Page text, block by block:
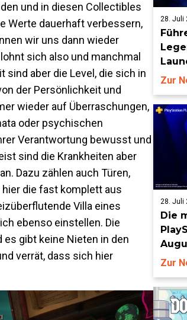
und in diesen Collectibles
Werte dauerhaft verbessern,
wir uns dann wieder
sich also und manchmal
aber die Level, die sich in
der Persönlichkeit und
wieder auf Überraschungen,
oder psychischen
Verantwortung bewusst und
sind die Krankheiten aber
Dazu zählen auch Türen,
die fast komplett aus
Villa eines
ebenso einstellen. Die
gibt keine Nieten in den
verrät, dass sich hier
28. Juli
Zur
28. Juli
Die
Zur